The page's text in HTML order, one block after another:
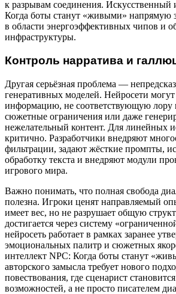
к разрывам соединения. Искусственный
Когда боты станут «живыми» напрямую
в области энергоэффективных чипов и
инфраструктуры.
Контроль нарратива и
Другая серьёзная проблема —
генеративных моделей. Нейросети
информацию, не соответствующую лору
сюжетные ограничения или даже
нежелательный контент. Для линейных
критично. Разработчики внедряют
фильтрации, задают жёсткие промпты,
обработку текста и внедряют модули
игрового мира.
Важно понимать, что полная свобода
полезна. Игроки ценят направляемый
имеет вес, но не разрушает общую
достигается через систему
нейросеть работает в рамках заранее
эмоциональных палитр и сюжетных
интеллект NPC: Когда боты станут
авторского замысла требует нового
повествования, где сценарист
возможностей, а не просто писателем